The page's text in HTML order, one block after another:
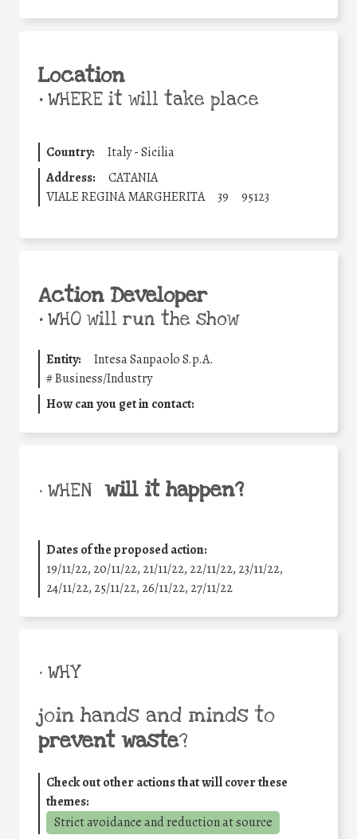
Location
•WHERE it will take place
Country:
Italy - Sicilia
Address:
CATANIA
VIALE REGINA MARGHERITA
39 95123
Action Developer
•WHO will run the show
Entity:
Intesa Sanpaolo S.p.A.
#Business/Industry
How can you get in contact:
• WHEN will it happen?
Dates of the proposed action:
19/11/22, 20/11/22, 21/11/22, 22/11/22, 23/11/22,
24/11/22, 25/11/22, 26/11/22, 27/11/22
• WHY
join hands and minds to
prevent waste?
Check out other actions that will cover these
themes:
Strict avoidance and reduction at source